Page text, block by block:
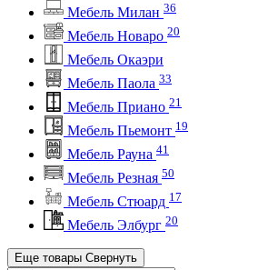
Мебель Милан 36
Мебель Новаро 20
Мебель Окаэри
Мебель Паола 33
Мебель Приано 21
Мебель Пьемонт 19
Мебель Рауна 41
Мебель Резная 50
Мебель Стюард 17
Мебель Элбург 20
Еще товары Свернуть